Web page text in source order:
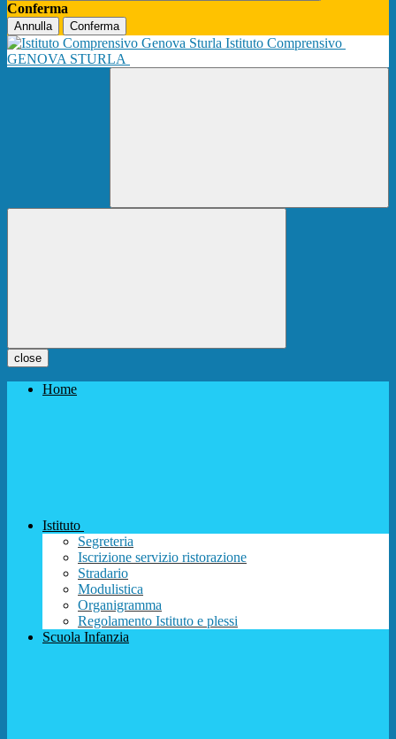
Conferma
Annulla Conferma
Istituto Comprensivo
GENOVA STURLA
close
Home
Istituto
Segreteria
Iscrizione servizio ristorazione
Stradario
Modulistica
Organigramma
Regolamento Istituto e plessi
Scuola Infanzia